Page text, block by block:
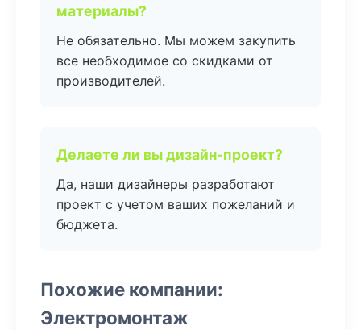
материалы?
Не обязательно. Мы можем закупить
все необходимое со скидками от
производителей.
Делаете ли вы дизайн-проект?
Да, наши дизайнеры разработают
проект с учетом ваших пожеланий и
бюджета.
Похожие компании:
Электромонтаж